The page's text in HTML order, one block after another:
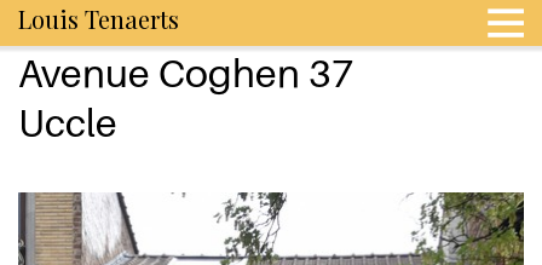
Louis Tenaerts
Avenue Coghen 37
Uccle